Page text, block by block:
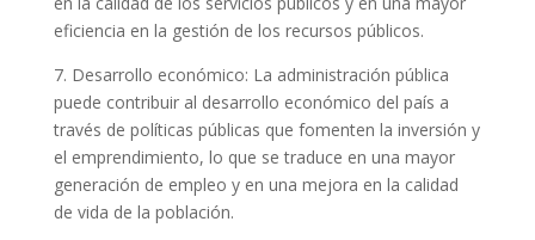
eficiencia en la gestión de los recursos públicos.
7. Desarrollo económico: La administración pública
puede contribuir al desarrollo económico del país a
través de políticas públicas que fomenten la inversión y
el emprendimiento, lo que se traduce en una mayor
generación de empleo y en una mejora en la calidad
de vida de la población.